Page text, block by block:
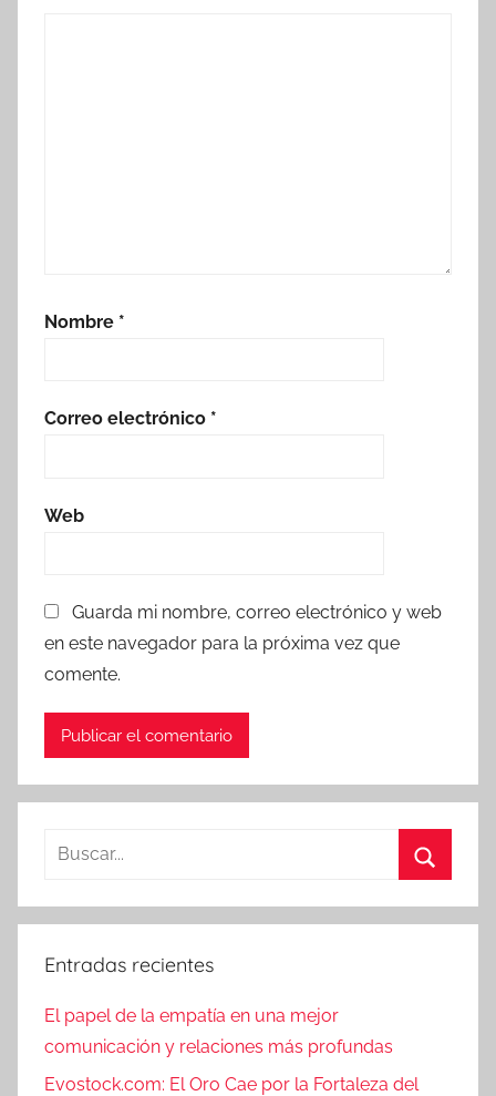
Nombre *
Correo electrónico *
Web
Guarda mi nombre, correo electrónico y web
en este navegador para la próxima vez que
comente.
Entradas recientes
El papel de la empatía en una mejor
comunicación y relaciones más profundas
Evostock.com: El Oro Cae por la Fortaleza del